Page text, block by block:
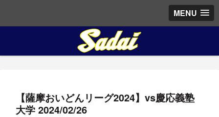
MENU
【薩摩おいどんリーグ2024】vs慶応義塾
大学 2024/02/26